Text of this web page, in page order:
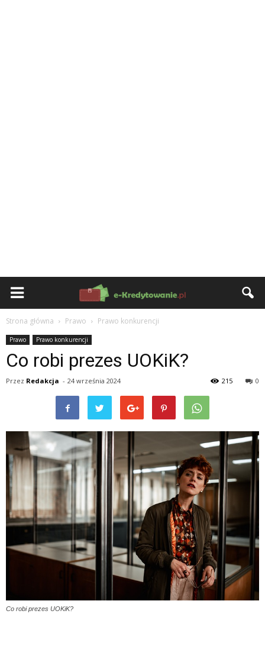
Strona główna Prawo Prawo konkurencji
Prawo Prawo konkurencji
Co robi prezes UOKiK?
Przez Redakcja - 24 września 2024 0
215
Co robi prezes UOKiK?